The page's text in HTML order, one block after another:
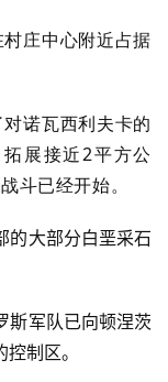
庄中心附近占据
诺瓦西利夫卡的
展接近2平方公
斗已经开始。
的大部分白垩采石
斯军队已向顿涅茨
制区。